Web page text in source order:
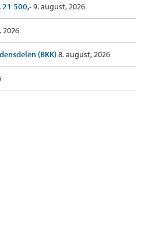
21 500,-9. august, 2026
2026
(BKK)8. august, 2026